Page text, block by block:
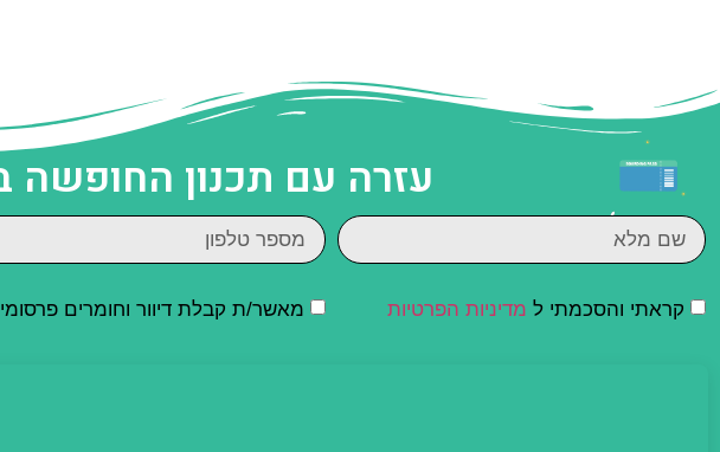
עזרה עם תכנון החופשה
קראתי והסכמתי ל מדיניות הפרטיות מאשר/ת קבלת דיוור וחומרים